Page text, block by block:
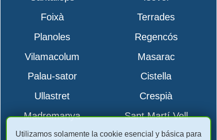
Foixà
Terrades
Planoles
Regencós
Vilamacolum
Masarac
Palau-sator
Cistella
Ullastret
Crespià
Madremanya
Sant Martí Vell
Boadella i les
Ogassa
Utilizamos solamente la cookie esencial y básica para